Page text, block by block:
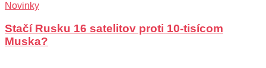
Novinky
Stačí Rusku 16 satelitov proti 10-tisícom
Muska?